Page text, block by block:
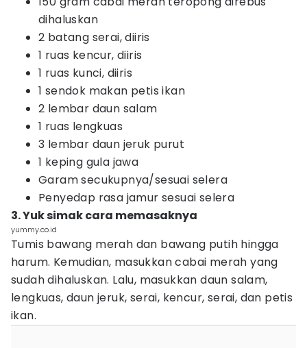
dihaluskan
2 batang serai, diiris
1 ruas kencur, diiris
1 ruas kunci, diiris
1 sendok makan petis ikan
2 lembar daun salam
1 ruas lengkuas
3 lembar daun jeruk purut
1 keping gula jawa
Garam secukupnya/sesuai selera
Penyedap rasa jamur sesuai selera
3. Yuk simak cara memasaknya
yummy.co.id
Tumis bawang merah dan bawang putih hingga
harum. Kemudian, masukkan cabai merah yang
sudah dihaluskan. Lalu, masukkan daun salam,
lengkuas, daun jeruk, serai, kencur, serai, dan petis
ikan.